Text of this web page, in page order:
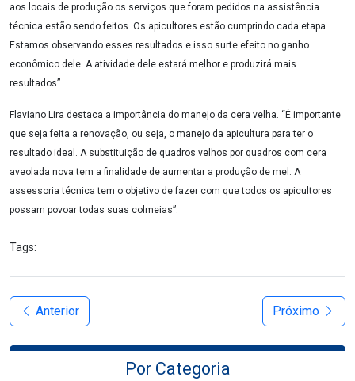
aos locais de produção os serviços que foram pedidos na assistência
técnica estão sendo feitos. Os apicultores estão cumprindo cada etapa.
Estamos observando esses resultados e isso surte efeito no ganho
econômico dele. A atividade dele estará melhor e produzirá mais
resultados”.
Flaviano Lira destaca a importância do manejo da cera velha. “É importante
que seja feita a renovação, ou seja, o manejo da apicultura para ter o
resultado ideal. A substituição de quadros velhos por quadros com cera
aveolada nova tem a finalidade de aumentar a produção de mel. A
assessoria técnica tem o objetivo de fazer com que todos os apicultores
possam povoar todas suas colmeias”.
Tags:
Anterior Próximo
Por Categoria